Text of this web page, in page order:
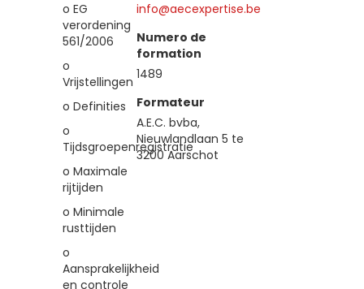
o EG
verordening
561/2006
o
Vrijstellingen
o Definities
o
Tijdsgroepenregistratie
o Maximale
rijtijden
o Minimale
rusttijden
o
Aansprakelijkheid
en controle
info@aecexpertise.be
Numero de
formation
1489
Formateur
A.E.C. bvba,
Nieuwlandlaan 5 te
3200 Aarschot